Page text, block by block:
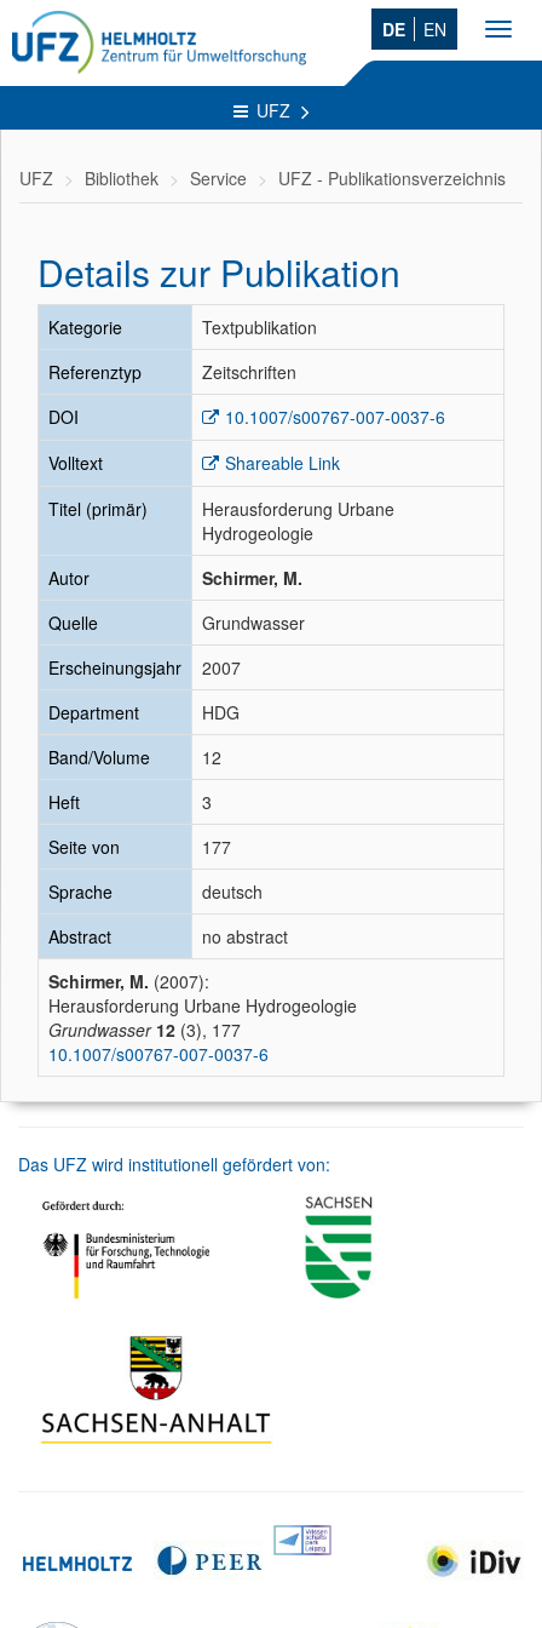
DE EN
UFZ
UFZ Bibliothek Service UFZ - Publikationsverzeichnis
Details zur Publikation
Kategorie
Textpublikation
Referenztyp
Zeitschriften
DOI
10.1007/s00767-007-0037-6
Volltext
Shareable Link
Titel (primär)
Herausforderung Urbane
Hydrogeologie
Autor
Schirmer, M.
Quelle
Grundwasser
Erscheinungsjahr
2007
Department
HDG
Band/Volume
12
Heft
3
Seite von
177
Sprache
deutsch
Abstract
no abstract
Schirmer, M. (2007):
Herausforderung Urbane Hydrogeologie
Grundwasser 12 (3), 177
10.1007/s00767-007-0037-6
Das UFZ wird institutionell gefördert von: